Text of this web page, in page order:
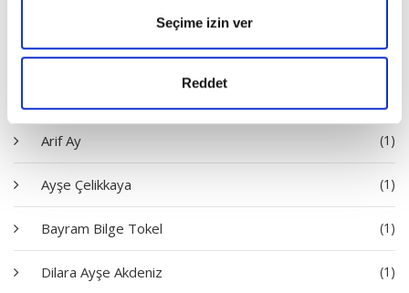
Seçime izin ver
Reddet
Ahmet Edip Başaran (1)
Arif Ay (1)
Ayşe Çelikkaya (1)
Bayram Bilge Tokel (1)
Dilara Ayşe Akdeniz (1)